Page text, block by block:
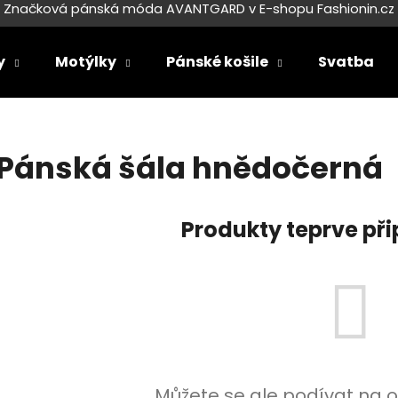
Značková pánská móda AVANTGARD v E-shopu Fashionin.cz
Motýlky Pánské košile Svatba
šála hnědočerná
Produkty teprve
Co potřebujete najít?
HLEDAT
Doporučujeme
SET LÁTKOVÉ ŠLE Y S KOŽENÝM SET LÁTKOVÉ